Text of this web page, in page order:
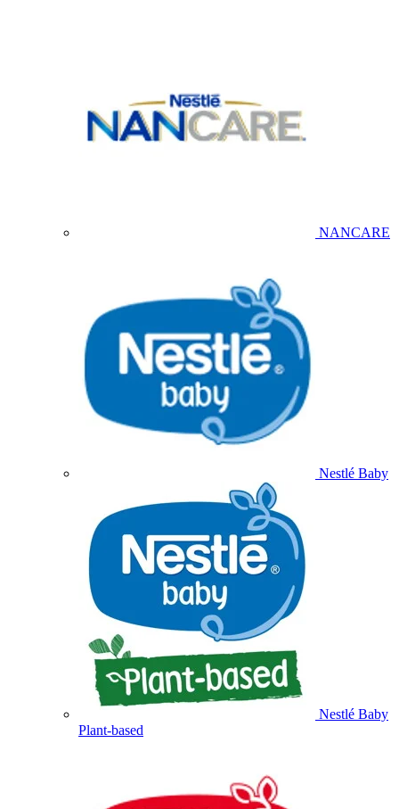
NANCARE
Nestlé Baby
Nestlé Baby
Plant-based